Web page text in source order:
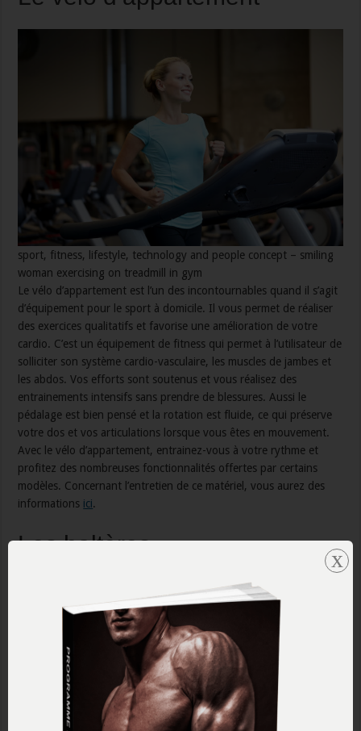
sport, fitness, lifestyle, technology and people concept – smiling
woman exercising on treadmill in gym
Le vélo d’appartement est l’un des incontournables quand il s’agit
d’équipement pour le sport à domicile. Il vous permet de réaliser
des exercices qualitatifs et favorise une amélioration de votre
cardio. C’est un équipement de fitness qui permet à l’utilisateur de
solliciter son système cardio-vasculaire, les muscles de jambes et
les abdos. Vos efforts sont soutenus et vous réalisez des
entrainements intensifs sans prendre de blessures. Aussi le
pédalage est bien pensé et la rotation est fluide, ce qui préserve
votre dos et vos articulations lorsque vous êtes en mouvement.
Avec le vélo d’appartement, entrainez-vous à votre rythme et
profitez des nombreuses fonctionnalités offertes par certains
modèles. Concernant l’entretien de ce matériel, vous aurez des
informations ici.
Les haltères
Les haltères font aussi parties des indispensables pour la pratique
sportive à domicile. Ils sont utilisés pour muscler les bras et
travailler plusieurs autres parties du corps. Des modèles
permettent de retirer et d’ajouter les disques de poids selon les
objectifs. Pour vous motiver encore plus et apporter du challenge
à votre pratique, téléchargez une application dédiée à la prise des
haltères. D’abord, cette dernière vous montrera comment les
prendre et vous aidera à définir des modalités à suivre. Grâce à
cette application, vous pouvez donc établir un programme de
x